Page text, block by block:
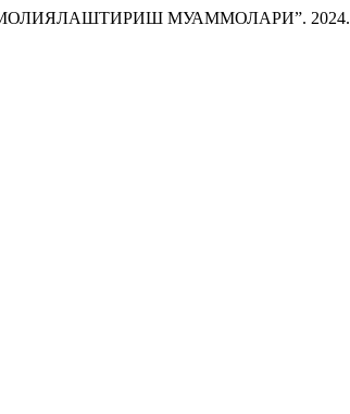
МУАММОЛАРИ”. 2024.